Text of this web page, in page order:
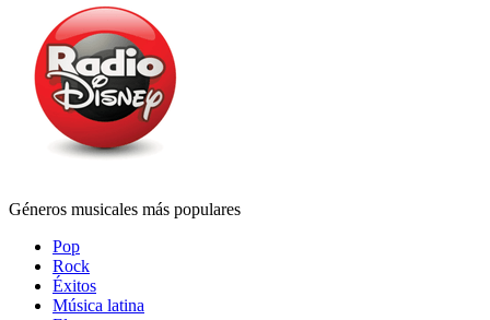
Géneros musicales más populares
Pop
Rock
Éxitos
Música latina